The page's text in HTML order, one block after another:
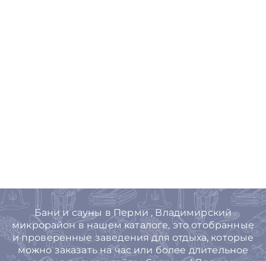
Бани и сауны в Перми , Владимирский
микрорайон в нашем каталоге, это отобранные
и проверенные заведения для отдыха, которые
можно заказать на час или более длительное